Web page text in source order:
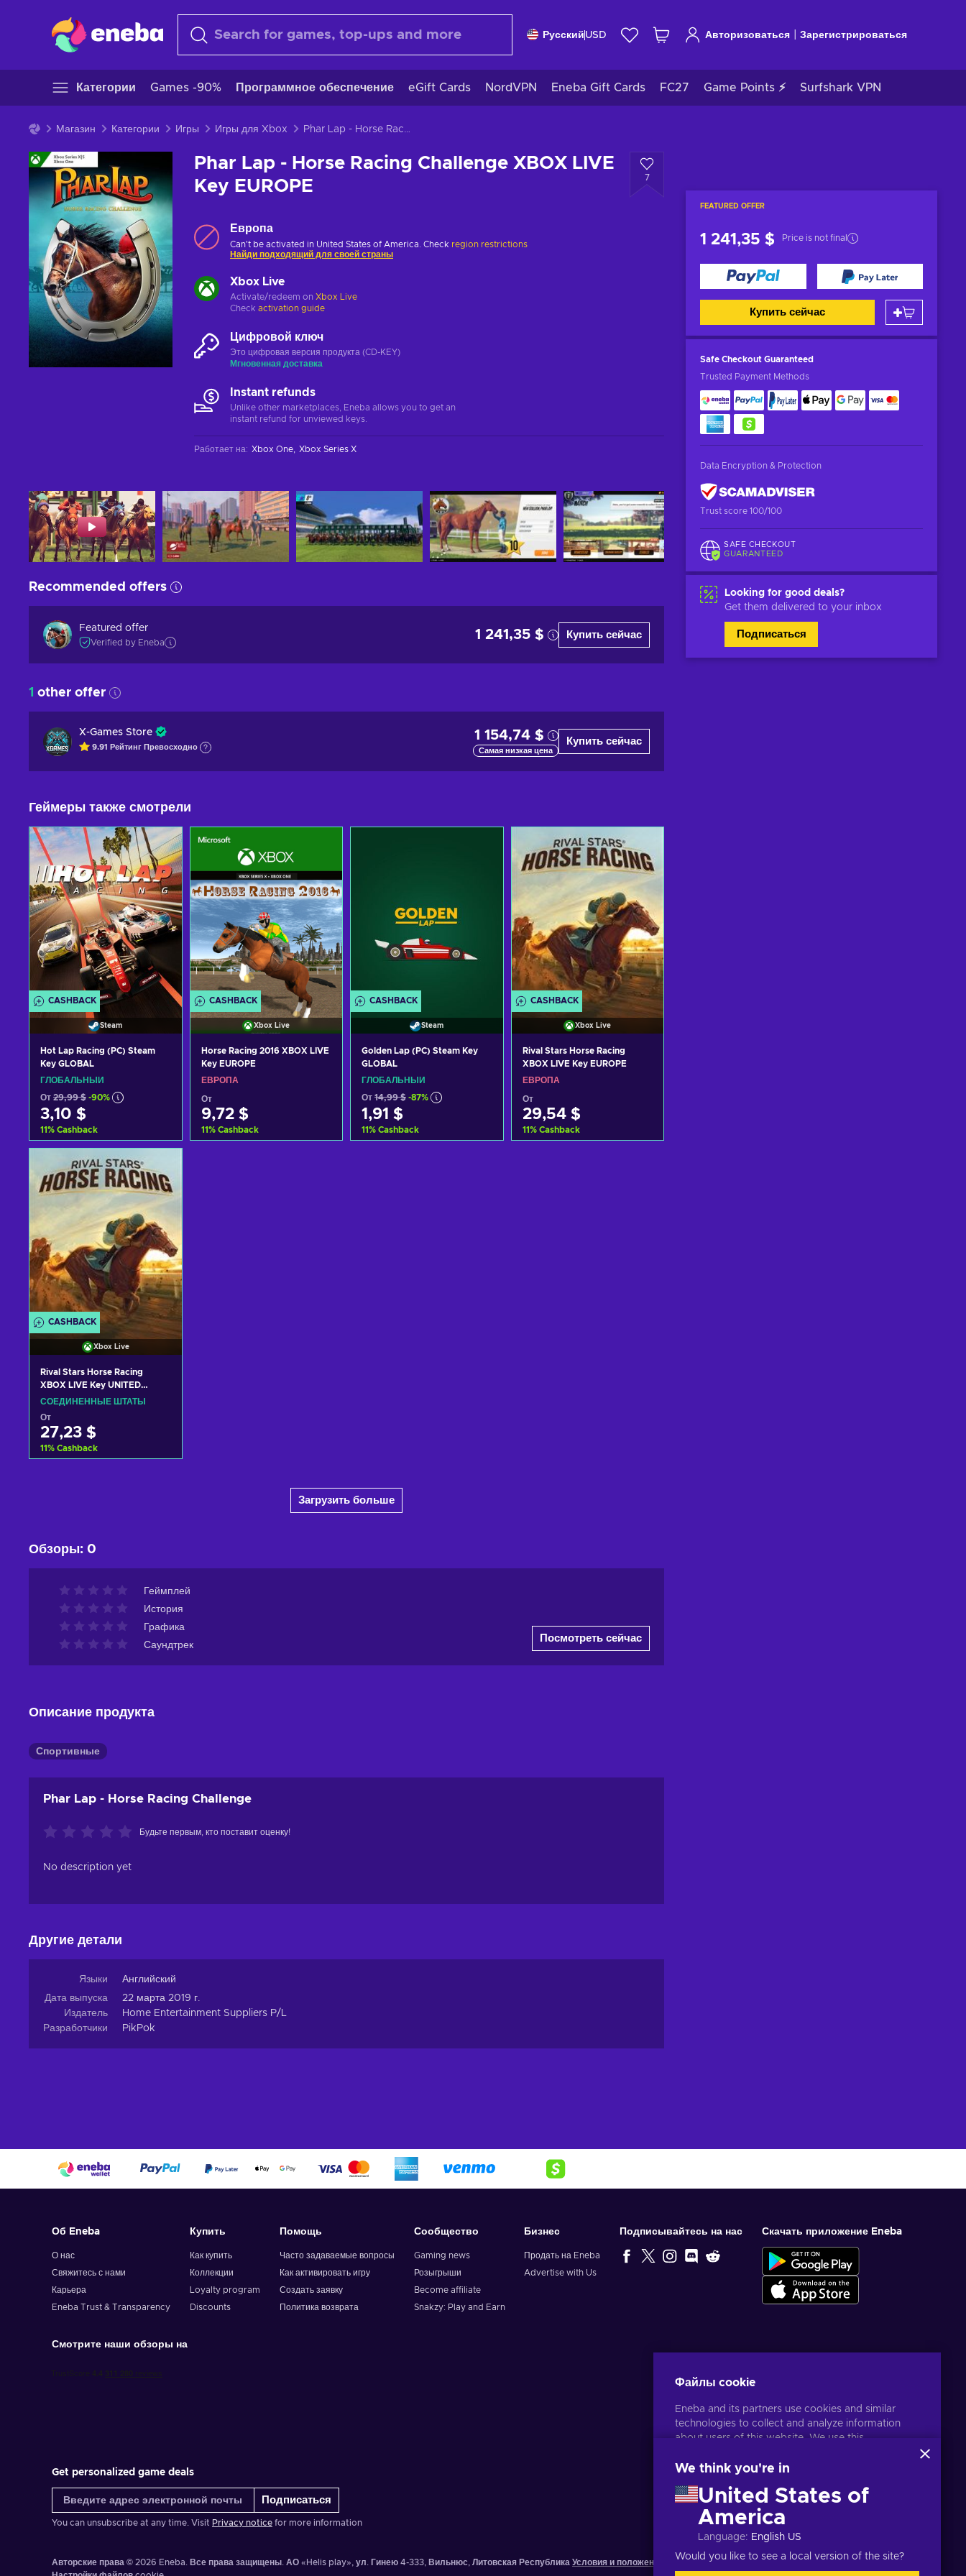
Русский USD Авторизоваться Зарегистрироваться
Категории Games -90% Программное обеспечение eGift Cards NordVPN Eneba Gift Cards FC27 Game Points ⚡ Surfshark VPN
Магазин Категории Игры Игры для Xbox Phar Lap - Horse Racing Challenge XBOX LIVE Key EUROPE
Phar Lap - Horse Racing Challenge XBOX LIVE
Key EUROPE
7
FEATURED OFFER
1 241,35 $ Price is not final
Купить сейчас
Safe Checkout Guaranteed
Trusted Payment Methods
Data Encryption & Protection
Trust score 100/100
SAFE CHECKOUT
GUARANTEED
Looking for good deals?
Get them delivered to your inbox
Подписаться
Европа
Can't be activated in United States of America. Check region restrictions
Найди подходящий для своей страны
Xbox Live
Activate/redeem on Xbox Live
Check activation guide
Цифровой ключ
Это цифровая версия продукта (CD-KEY)
Мгновенная доставка
Instant refunds
Unlike other marketplaces, Eneba allows you to get an
instant refund for unviewed keys.
Работает на: Xbox One Xbox Series X
Recommended offers
Featured offer
Verified by Eneba
1 241,35 $ Купить сейчас
1 other offer
X-Games Store
9.91 Рейтинг Превосходно
1 154,74 $
Самая низкая цена
Купить сейчас
Геймеры также смотрели
CASHBACK
Steam
Hot Lap Racing (PC) Steam
Key GLOBAL
ГЛОБАЛЬНЫЙ
От 29,99 $ -90%
3,10 $
11% Cashback
Добавить в корзину
View offers
CASHBACK
Xbox Live
Horse Racing 2016 XBOX LIVE
Key EUROPE
ЕВРОПА
От
9,72 $
11% Cashback
CASHBACK
Steam
Golden Lap (PC) Steam Key
GLOBAL
ГЛОБАЛЬНЫЙ
От 14,99 $ -87%
1,91 $
11% Cashback
CASHBACK
Xbox Live
Rival Stars Horse Racing
XBOX LIVE Key EUROPE
ЕВРОПА
От
29,54 $
11% Cashback
CASHBACK
Xbox Live
Rival Stars Horse Racing
XBOX LIVE Key UNITED
STATES
СОЕДИНЕННЫЕ ШТАТЫ
От
27,23 $
11% Cashback
Загрузить больше
Обзоры: 0
Геймплей
История
Графика
Саундтрек
Посмотреть сейчас
Описание продукта
Спортивные
Phar Lap - Horse Racing Challenge
Будьте первым, кто поставит оценку!
No description yet
Другие детали
Языки
Английский
Дата выпуска
22 марта 2019 г.
Издатель
Home Entertainment Suppliers P/L
Разработчики
PikPok
Об Eneba
О нас
Свяжитесь с нами
Карьера
Eneba Trust & Transparency
Купить
Как купить
Коллекции
Loyalty program
Discounts
Помощь
Часто задаваемые вопросы
Как активировать игру
Создать заявку
Политика возврата
Сообщество
Gaming news
Розыгрыши
Become affiliate
Snakzy: Play and Earn
Бизнес
Продать на Eneba
Advertise with Us
Подписывайтесь на нас Скачать приложение Eneba
Смотрите наши обзоры на
Get personalized game deals
Подписаться
You can unsubscribe at any time. Visit Privacy notice for more information
Русский
Авторские права © 2026 Eneba. Все права защищены. АО «Helis play», ул. Гинею 4-333, Вильнюс, Литовская Республика Условия и положения Уведомление о конфиденциальности ,
Файлы cookie
Eneba and its partners use cookies and similar
technologies to collect and analyze information
about users of this website. We use this
other services on the site. Your personal data may
By clicking 'Accept all', you consent to the use of
these technologies by Eneba and its partners. You
can adjust your consent by clicking 'Customize'.
For more information on how Google uses your
data, seeGoogle Business Safety & Privacy
We think you're in
United States of
America
Language: English US
Would you like to see a local version of the site?